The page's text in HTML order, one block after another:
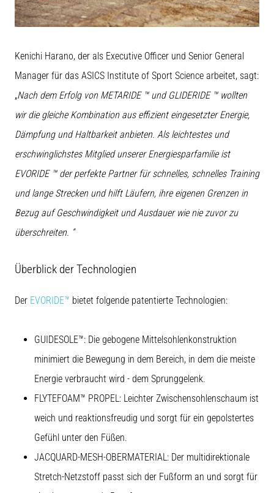
Kenichi Harano, der als Executive Officer und Senior General
Manager für das ASICS Institute of Sport Science arbeitet, sagt:
„Nach dem Erfolg von METARIDE ™ und GLIDERIDE ™ wollten
wir die gleiche Kombination aus effizient eingesetzter Energie,
Dämpfung und Haltbarkeit anbieten. Als leichtestes und
erschwinglichstes Mitglied unserer Energiesparfamilie ist
EVORIDE ™ der perfekte Partner für schnelles, schnelles Training
und lange Strecken und hilft Läufern, ihre eigenen Grenzen in
Bezug auf Geschwindigkeit und Ausdauer wie nie zuvor zu
überschreiten. “
Überblick der Technologien
Der EVORIDE™ bietet folgende patentierte Technologien:
GUIDESOLE™: Die gebogene Mittelsohlenkonstruktion
minimiert die Bewegung in dem Bereich, in dem die meiste
Energie verbraucht wird - dem Sprunggelenk.
FLYTEFOAM™ PROPEL: Leichter Zwischensohlenschaum ist
weich und reaktionsfreudig und sorgt für ein gepolstertes
Gefühl unter den Füßen.
JACQUARD-MESH-OBERMATERIAL: Der multidirektionale
Stretch-Netzstoff passt sich der Fußform an und sorgt für